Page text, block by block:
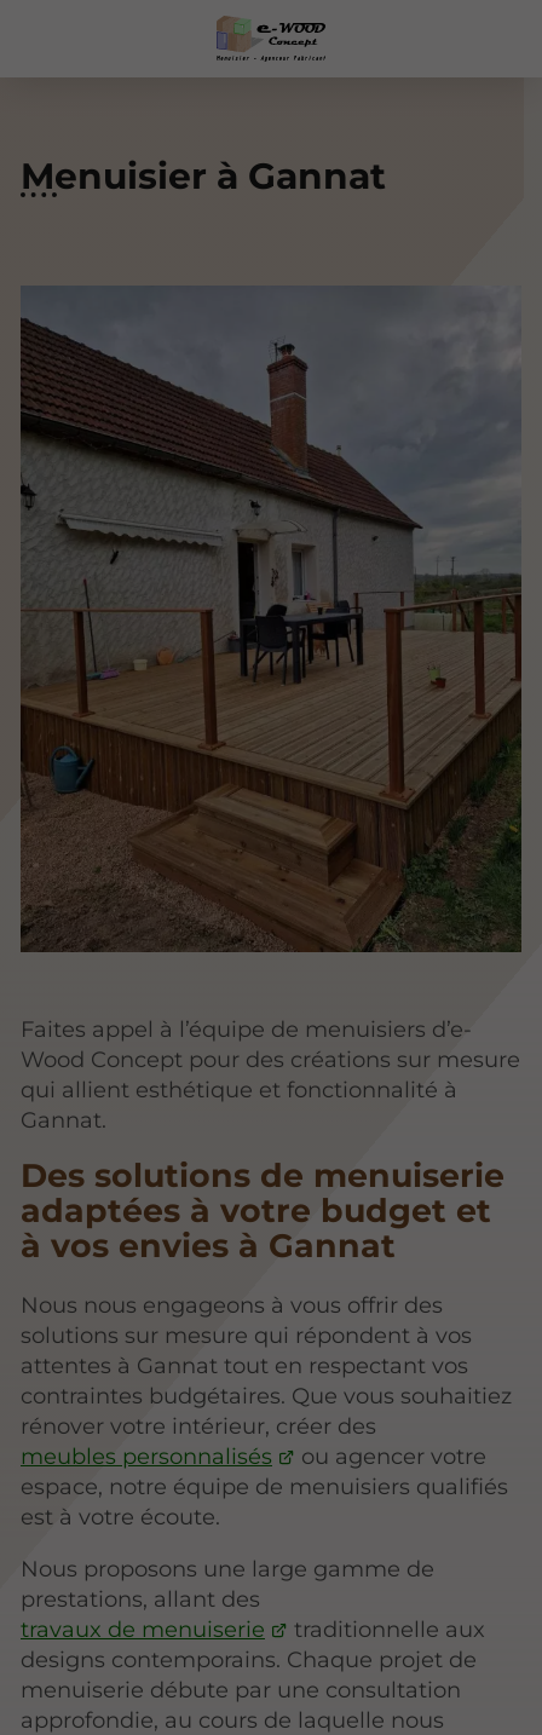
Menuisier à Gannat
Faites appel à l’équipe de menuisiers d’e-
Wood Concept pour des créations sur mesure
qui allient esthétique et fonctionnalité à
Gannat.
Des solutions de menuiserie
adaptées à votre budget et
à vos envies à Gannat
Nous nous engageons à vous offrir des
solutions sur mesure qui répondent à vos
attentes à Gannat tout en respectant vos
contraintes budgétaires. Que vous souhaitiez
rénover votre intérieur, créer des
meubles personnalisés
ou agencer votre
espace, notre équipe de menuisiers qualifiés
est à votre écoute.
Nous proposons une large gamme de
prestations, allant des
travaux de menuiserie
traditionnelle aux
designs contemporains. Chaque projet de
menuiserie débute par une consultation
approfondie, au cours de laquelle nous